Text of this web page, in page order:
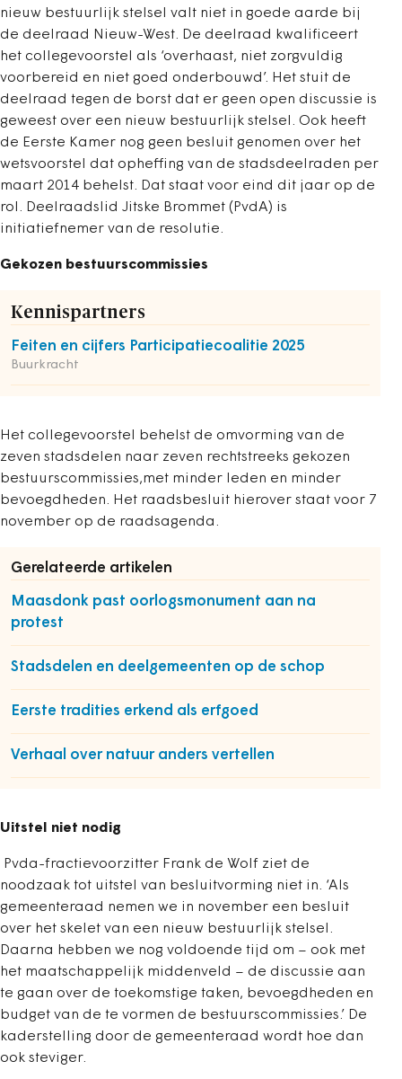
nieuw bestuurlijk stelsel valt niet in goede aarde bij
de deelraad Nieuw-West. De deelraad kwalificeert
het collegevoorstel als ‘overhaast, niet zorgvuldig
voorbereid en niet goed onderbouwd’. Het stuit de
deelraad tegen de borst dat er geen open discussie is
geweest over een nieuw bestuurlijk stelsel. Ook heeft
de Eerste Kamer nog geen besluit genomen over het
wetsvoorstel dat opheffing van de stadsdeelraden per
maart 2014 behelst. Dat staat voor eind dit jaar op de
rol. Deelraadslid Jitske Brommet (PvdA) is
initiatiefnemer van de resolutie.
Gekozen bestuurscommissies
Kennispartners
Feiten en cijfers Participatiecoalitie 2025
Buurkracht
Het collegevoorstel behelst de omvorming van de
zeven stadsdelen naar zeven rechtstreeks gekozen
bestuurscommissies,met minder leden en minder
bevoegdheden. Het raadsbesluit hierover staat voor 7
november op de raadsagenda.
Gerelateerde artikelen
Maasdonk past oorlogsmonument aan na
protest
Stadsdelen en deelgemeenten op de schop
Eerste tradities erkend als erfgoed
Verhaal over natuur anders vertellen
Uitstel niet nodig
Pvda-fractievoorzitter Frank de Wolf ziet de
noodzaak tot uitstel van besluitvorming niet in. ‘Als
gemeenteraad nemen we in november een besluit
over het skelet van een nieuw bestuurlijk stelsel.
Daarna hebben we nog voldoende tijd om – ook met
het maatschappelijk middenveld – de discussie aan
te gaan over de toekomstige taken, bevoegdheden en
budget van de te vormen de bestuurscommissies.’ De
kaderstelling door de gemeenteraad wordt hoe dan
ook steviger.